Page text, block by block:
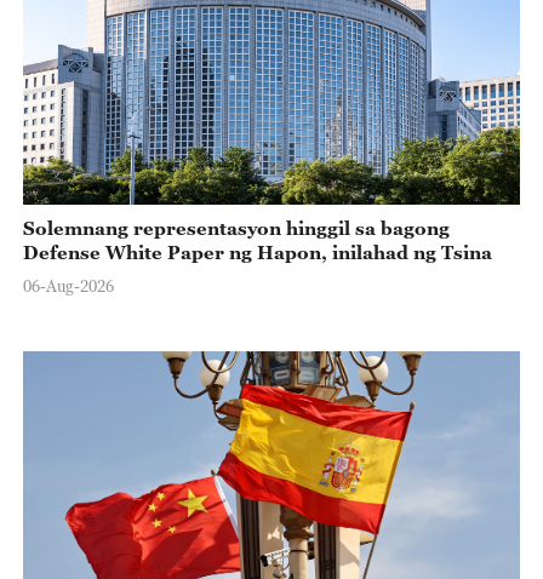
Solemnang representasyon hinggil sa bagong
Defense White Paper ng Hapon, inilahad ng Tsina
06-Aug-2026